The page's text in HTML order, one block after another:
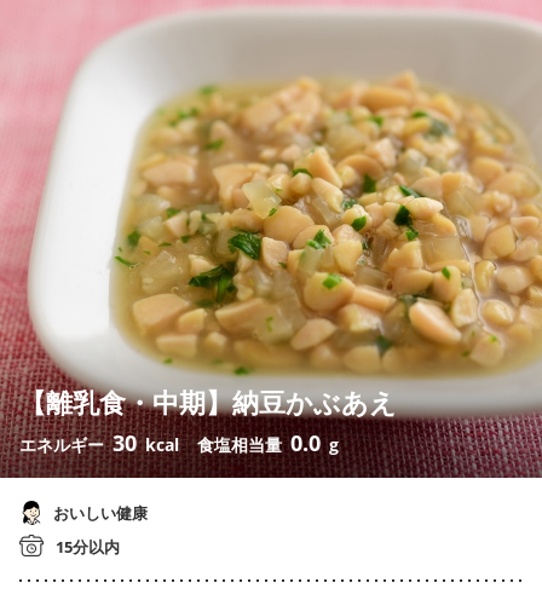
【離乳食・中期】納豆かぶあえ
エネルギー30 kcal 食塩相当量 0.0 g
おいしい健康
15分以内